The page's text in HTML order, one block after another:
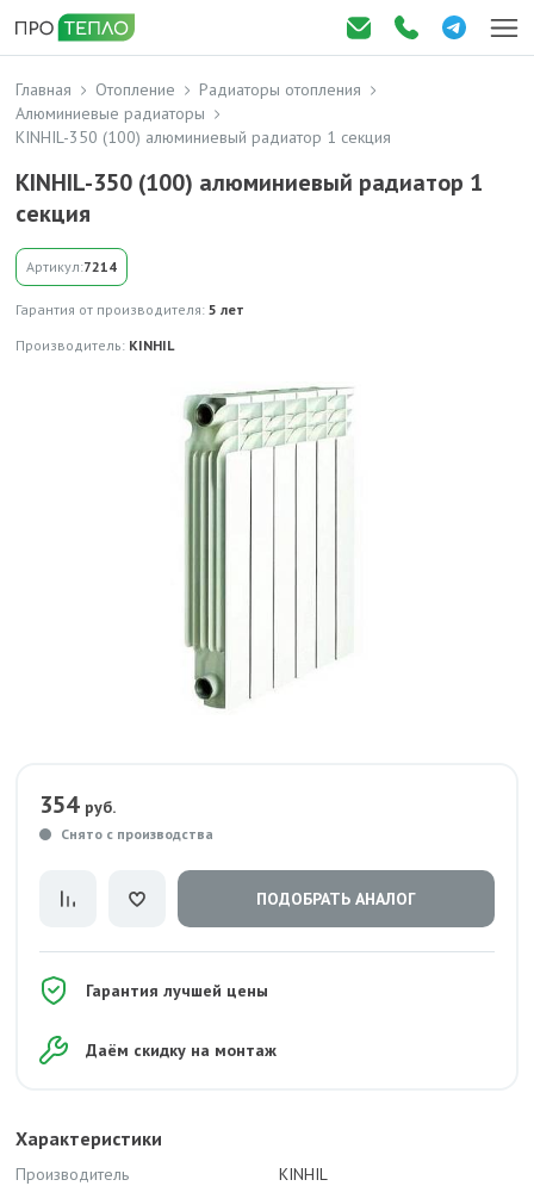
Главная Отопление
Радиаторы отопления
Алюминиевые радиаторы
KINHIL-350 (100) алюминиевый радиатор 1 секция
KINHIL-350 (100) алюминиевый радиатор 1
секция
Артикул:7214
Гарантия от производителя: 5 лет
Производитель: KINHIL
354 руб.
Снято с производства
ПОДОБРАТЬ АНАЛОГ
Гарантия лучшей цены
Даём скидку на монтаж
Характеристики
Производитель
KINHIL